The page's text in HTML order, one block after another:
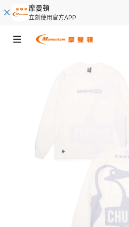
摩曼頓
立刻使用官方APP